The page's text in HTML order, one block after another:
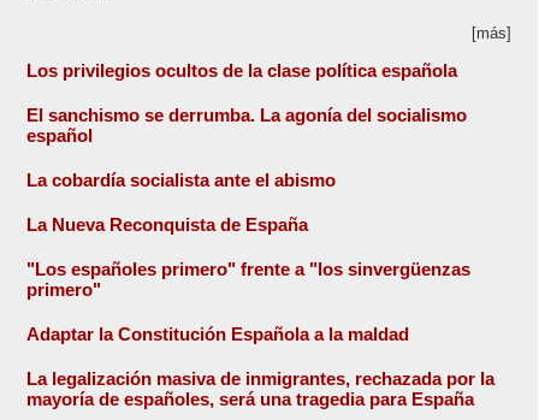
[más]
Los privilegios ocultos de la clase política española
El sanchismo se derrumba. La agonía del socialismo
español
La cobardía socialista ante el abismo
La Nueva Reconquista de España
"Los españoles primero" frente a "los sinvergüenzas
primero"
Adaptar la Constitución Española a la maldad
La legalización masiva de inmigrantes, rechazada por la
mayoría de españoles, será una tragedia para España